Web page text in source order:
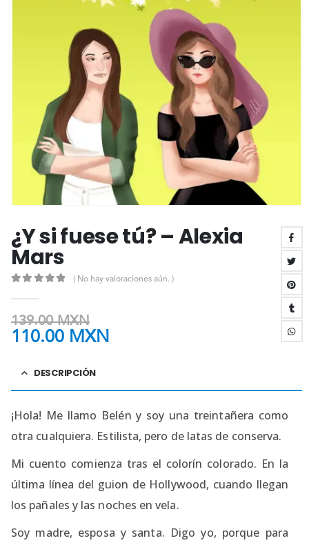
¿Y si fuese tú? – Alexia
Mars
( No hay valoraciones aún. )
139.00MXN
110.00 MXN
DESCRIPCIÓN
¡Hola! Me llamo Belén y soy una treintañera como
otra cualquiera. Estilista, pero de latas de conserva.
Mi cuento comienza tras el colorín colorado. En la
última línea del guion de Hollywood, cuando llegan
los pañales y las noches en vela.
Soy madre, esposa y santa. Digo yo, porque para